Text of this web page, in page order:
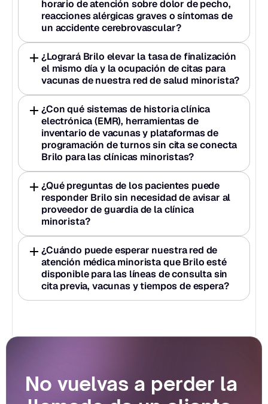
horario de atención sobre dolor de pecho,
reacciones alérgicas graves o síntomas de
un accidente cerebrovascular?
¿Logrará Brilo elevar la tasa de finalización
el mismo día y la ocupación de citas para
vacunas de nuestra red de salud minorista?
¿Con qué sistemas de historia clínica
electrónica (EMR), herramientas de
inventario de vacunas y plataformas de
programación de turnos sin cita se conecta
Brilo para las clínicas minoristas?
¿Qué preguntas de los pacientes puede
responder Brilo sin necesidad de avisar al
proveedor de guardia de la clínica
minorista?
¿Cuándo puede esperar nuestra red de
atención médica minorista que Brilo esté
disponible para las líneas de consulta sin
cita previa, vacunas y tiempos de espera?
No vuelvas a perder la